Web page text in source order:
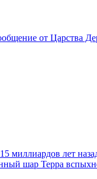
от Царства
миллиардов лет
шар Терра